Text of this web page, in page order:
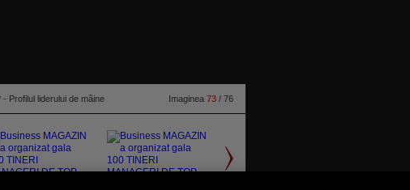
Profilul liderului de mâine Imaginea 73 / 76